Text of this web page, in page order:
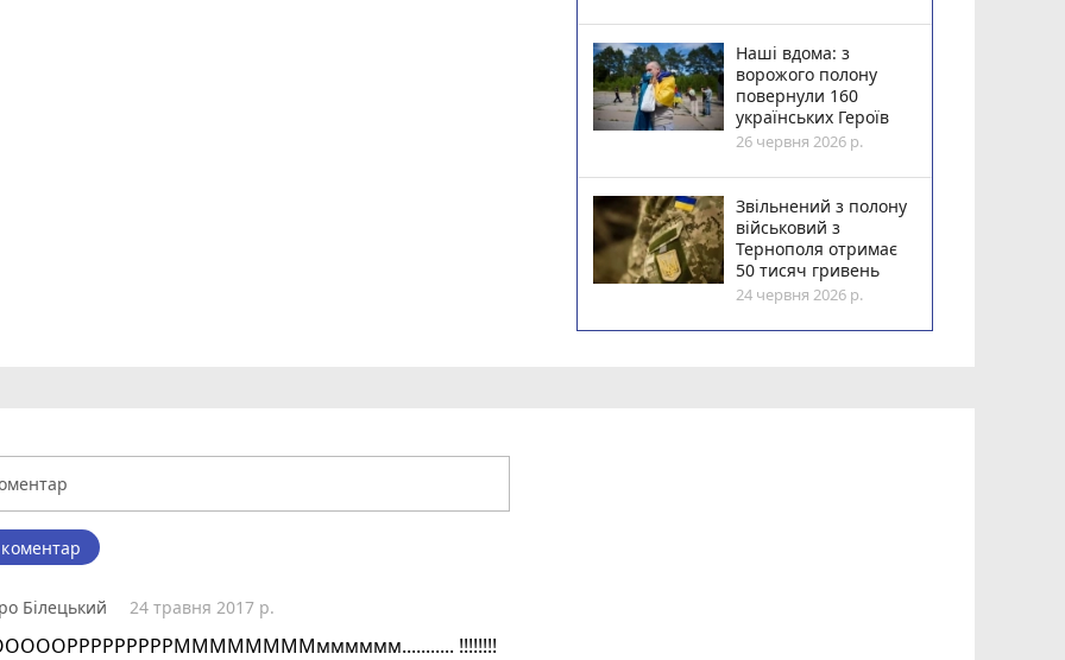
Наші вдома: з
ворожого полону
повернули 160
українських Героїв
26 червня 2026 р.
Звільнений з полону
військовий з
Тернополя отримає
50 тисяч гривень
24 червня 2026 р.
Білецький 24 травня 2017 р.
!!!!!!!!